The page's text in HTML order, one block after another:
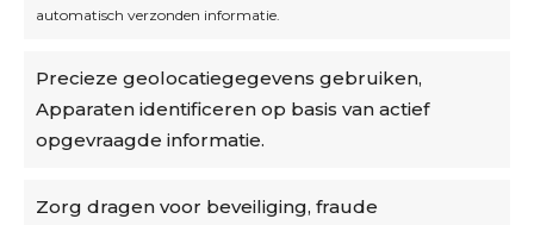
automatisch verzonden informatie.
Precieze geolocatiegegevens gebruiken,
Apparaten identificeren op basis van actief
opgevraagde informatie.
Zorg dragen voor beveiliging, fraude
Algemene voorwaarden
Cookiebeleid
Accountinstellingen